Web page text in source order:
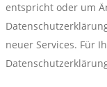
entspricht oder um
neuer Services. Für